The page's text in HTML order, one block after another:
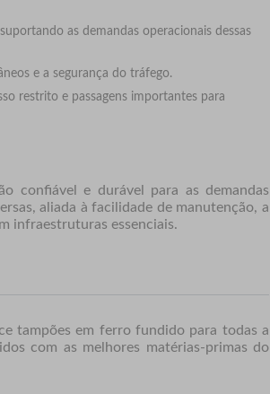
as demandas operacionais dessas
e a segurança do tráfego.
restrito e passagens importantes para
confiável e durável para as demandas
aliada à facilidade de manutenção, a
infraestruturas essenciais.
tampões em ferro fundido para todas a
com as melhores matérias-primas do